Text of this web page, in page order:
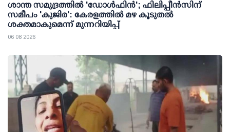
ശാന്ത സമുദ്രത്തില്‍ 'ഡോള്‍ഫിന്‍'; ഫിലിപ്പീന്‍സിന്
സമീപം 'കുജിര': കേരളത്തില്‍ മഴ കൂടുതല്‍
ശക്തമാകുമെന്ന് മുന്നറിയിപ്പ്
06 08 2026